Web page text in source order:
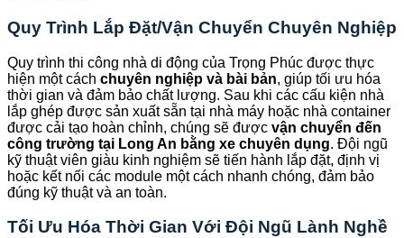
Quy Trình Lắp Đặt/Vận Chuyển Chuyên Nghiệp
Quy trình thi công nhà di động của Trọng Phúc được thực
hiện một cách chuyên nghiệp và bài bản, giúp tối ưu hóa
thời gian và đảm bảo chất lượng. Sau khi các cấu kiện nhà
lắp ghép được sản xuất sẵn tại nhà máy hoặc nhà container
được cải tạo hoàn chỉnh, chúng sẽ được vận chuyển đến
công trường tại Long An bằng xe chuyên dụng. Đội ngũ
kỹ thuật viên giàu kinh nghiệm sẽ tiến hành lắp đặt, định vị
hoặc kết nối các module một cách nhanh chóng, đảm bảo
đúng kỹ thuật và an toàn.
Tối Ưu Hóa Thời Gian Với Đội Ngũ Lành Nghề